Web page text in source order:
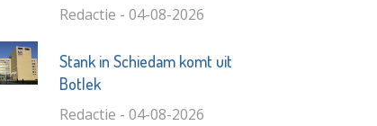
Redactie - 04-08-2026
Stank in Schiedam komt uit
Botlek
Redactie - 04-08-2026